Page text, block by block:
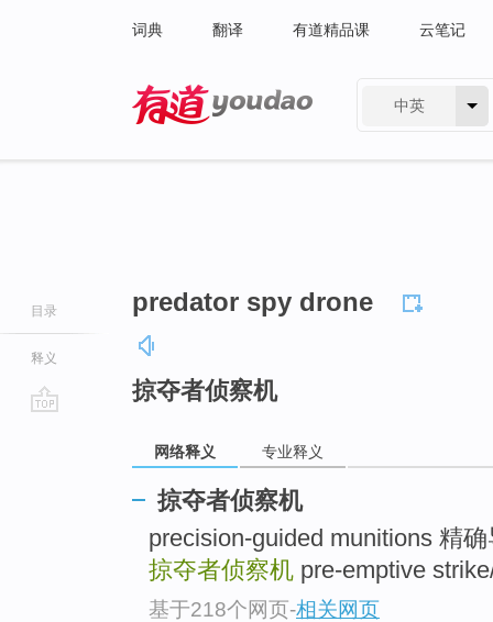
词典 翻译 有道精品课 云笔记
中英
目录
释义
predator spy drone
掠夺者侦察机
网络释义 专业释义
掠夺者侦察机
precision-guided munitions 精
掠夺者侦察机 pre-emptive
基于218个网页-相关网页